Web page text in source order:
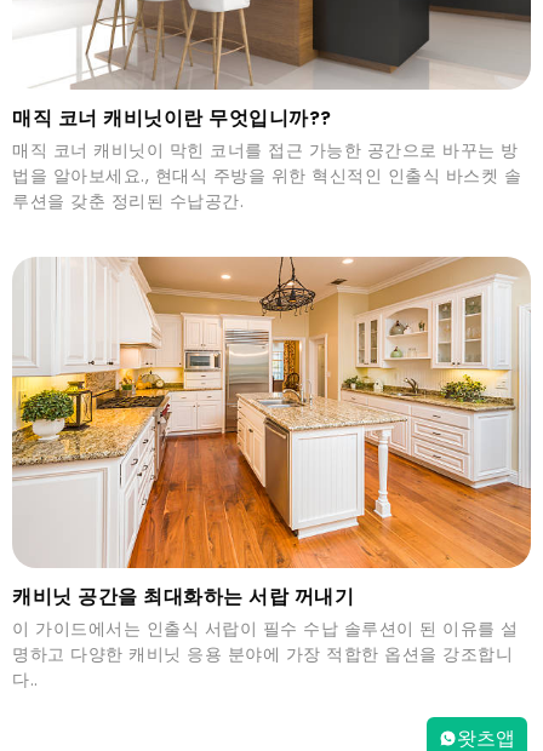
매직 코너 캐비닛이란 무엇입니까??
매직 코너 캐비닛이 막힌 코너를 접근 가능한 공간으로 바꾸는 방
법을 알아보세요., 현대식 주방을 위한 혁신적인 인출식 바스켓 솔
루션을 갖춘 정리된 수납공간.
캐비닛 공간을 최대화하는 서랍 꺼내기
이 가이드에서는 인출식 서랍이 필수 수납 솔루션이 된 이유를 설
명하고 다양한 캐비닛 응용 분야에 가장 적합한 옵션을 강조합니
다..
왓츠앱